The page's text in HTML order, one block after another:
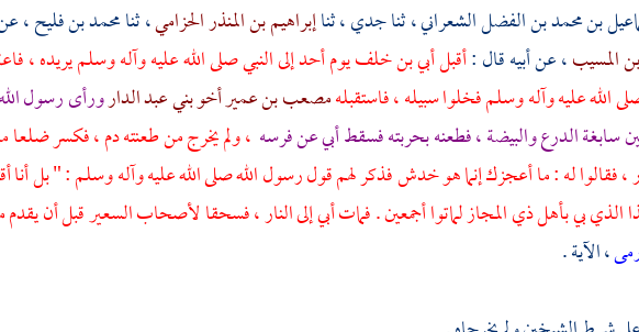
بن محمد بن الفضل الشعراني، ثنا جدي ، ثناإبراهيم بن المنذر الحزامي، ثنامحمد بن فليح،
المسيب، عن أبيه قال :أقبلأبي بن خلفيومأحدإلى النبي صلى الله عليه وآله وسلم يريده ،
الله عليه وآله وسلم فخلوا سبيله ، فاستقبلهمصعب بن عمير أخو بني عبد الدارورأى رسول
سابغة الدرع والبيضة ، فطعنه بحربته فسقطأبيعن فرسه ، ولم يخرج من طعنته دم ، فكسر ضلعا
، فقالوا له : ما أعجزك إنما هو خدش فذكر لهم قول رسول الله صلى الله عليه وآله وسلم : " بل أنا
الذي بيبأهلذي المجازلماتوا أجمعين . فماتأبيإلى النار ، فسحقا لأصحاب السعير قبل أن يقدم
، الآية .